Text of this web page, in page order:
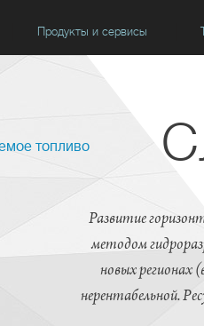
Продукты и сервисы
топливо
Развитие
методом
новых регионах
нерентабельной.